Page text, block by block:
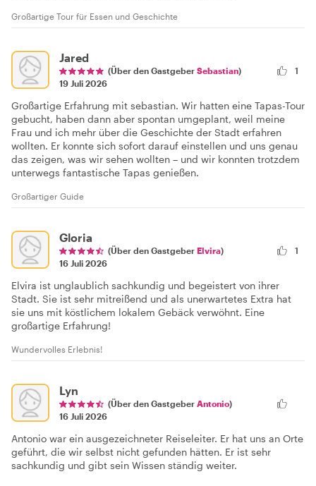
Großartige Tour für Essen und Geschichte
Jared
(Über den Gastgeber Sebastian)
19 Juli 2026
1
Großartige Erfahrung mit sebastian. Wir hatten eine Tapas-Tour
gebucht, haben dann aber spontan umgeplant, weil meine
Frau und ich mehr über die Geschichte der Stadt erfahren
wollten. Er konnte sich sofort darauf einstellen und uns genau
das zeigen, was wir sehen wollten – und wir konnten trotzdem
unterwegs fantastische Tapas genießen.
Großartiger Guide
Gloria
(Über den Gastgeber Elvira)
16 Juli 2026
1
Elvira ist unglaublich sachkundig und begeistert von ihrer
Stadt. Sie ist sehr mitreißend und als unerwartetes Extra hat
sie uns mit köstlichem lokalem Gebäck verwöhnt. Eine
großartige Erfahrung!
Wundervolles Erlebnis!
Lyn
(Über den Gastgeber Antonio)
16 Juli 2026
Antonio war ein ausgezeichneter Reiseleiter. Er hat uns an Orte
geführt, die wir selbst nicht gefunden hätten. Er ist sehr
sachkundig und gibt sein Wissen ständig weiter.